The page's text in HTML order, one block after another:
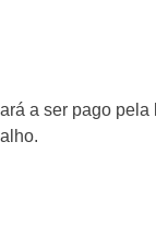
a ser pago pela